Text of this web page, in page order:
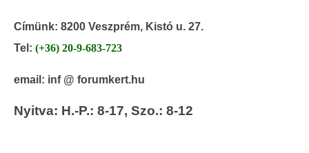
Címünk: 8200 Veszprém, Kistó u. 27.
Tel: (+36) 20-9-683-723
email: inf @ forumkert.hu
Nyitva: H.-P.: 8-17, Szo.: 8-12